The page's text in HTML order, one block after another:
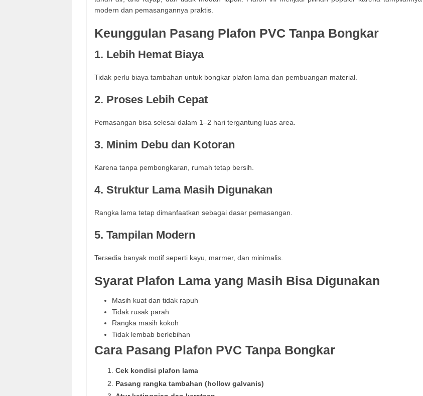
modern dan pemasangannya praktis.
Keunggulan Pasang Plafon PVC Tanpa Bongkar
1. Lebih Hemat Biaya
Tidak perlu biaya tambahan untuk bongkar plafon lama dan pembuangan material.
2. Proses Lebih Cepat
Pemasangan bisa selesai dalam 1–2 hari tergantung luas area.
3. Minim Debu dan Kotoran
Karena tanpa pembongkaran, rumah tetap bersih.
4. Struktur Lama Masih Digunakan
Rangka lama tetap dimanfaatkan sebagai dasar pemasangan.
5. Tampilan Modern
Tersedia banyak motif seperti kayu, marmer, dan minimalis.
Syarat Plafon Lama yang Masih Bisa Digunakan
Masih kuat dan tidak rapuh
Tidak rusak parah
Rangka masih kokoh
Tidak lembab berlebihan
Cara Pasang Plafon PVC Tanpa Bongkar
Cek kondisi plafon lama
Pasang rangka tambahan (hollow galvanis)